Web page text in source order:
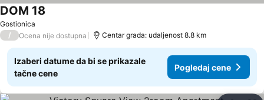
Gostionica
DOM 18
/ Ocena nije dostupna Centar grada: udaljenost 8.8 km
Izaberi datume da bi se prikazale
tačne cene
Pogledaj cene